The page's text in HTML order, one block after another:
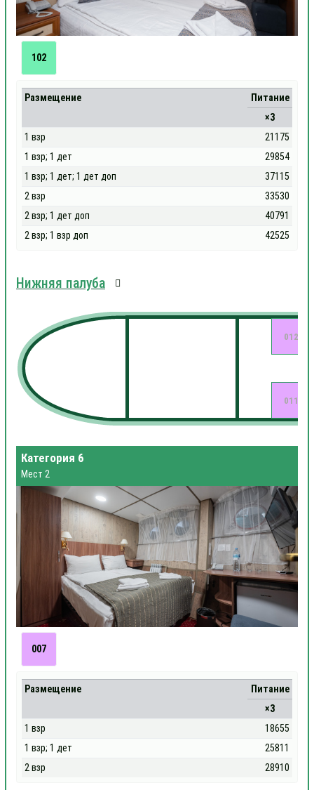
102
Размещение
Питание
×3
1 взр
21175
1 взр; 1 дет
29854
1 взр; 1 дет; 1 дет доп
37115
2 взр
33530
2 взр; 1 дет доп
40791
2 взр; 1 взр доп
42525
Нижняя палуба
011
012
Категория 6
Мест 2
007
Размещение
Питание
×3
1 взр
18655
1 взр; 1 дет
25811
2 взр
28910